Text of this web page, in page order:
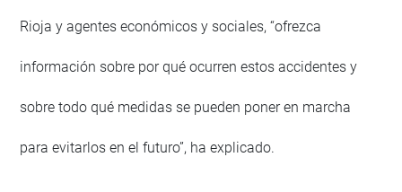
Rioja y agentes económicos y sociales, “ofrezca
información sobre por qué ocurren estos accidentes y
sobre todo qué medidas se pueden poner en marcha
para evitarlos en el futuro”, ha explicado.